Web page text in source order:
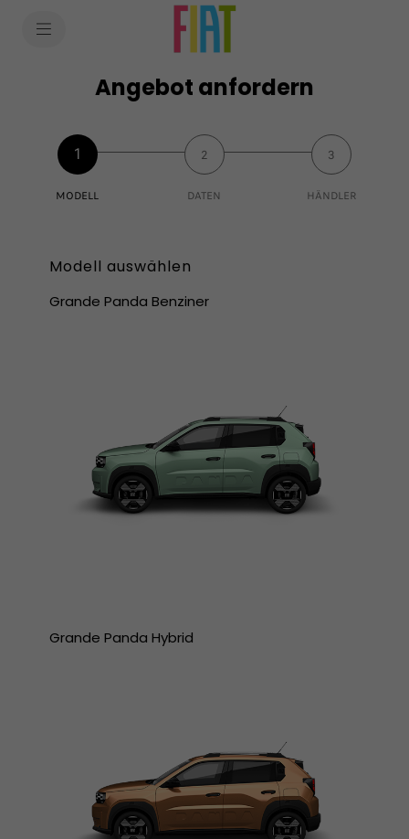
Angebot anfordern
1
MODELL
2
DATEN
3
HÄNDLER
Modell auswählen​
Grande Panda Benziner
Grande Panda Hybrid